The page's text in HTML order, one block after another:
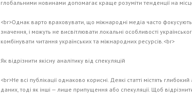
глобальними новинами допомагає краще розуміти тенденції на
<br>Однак варто враховувати, що міжнародні медіа часто
значення, і можуть не висвітлювати локальні особливості
комбінувати читання українських та міжнародних ресурсів.<br>
Як відрізнити якісну аналітику від спекуляцій
<br>Не всі публікації однаково корисні. Деякі статті містять
даних, тоді як інші — лише припущення або спекуляції. Щоб